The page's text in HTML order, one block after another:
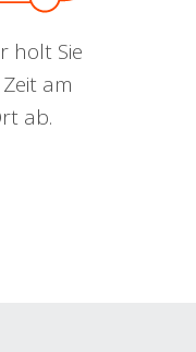
holt Sie
am
ab.